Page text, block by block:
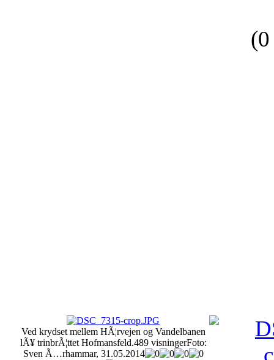
Ved krydset mellem HÃ¦rvejen og Vandelbanen
lÃ¥ trinbrÃ¦ttet Hofmansfeld.489 visningerFoto:
Sven Ã…rhammar, 31.05.2014